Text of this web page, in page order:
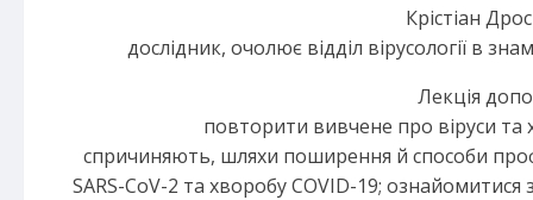
Крістіан
дослідник, очолює відділ вірусології в
Лекція
повторити вивчене про віруси
спричиняють, шляхи поширення й способи
SARS-CoV-2 та хворобу COVID-19; ознайомитися